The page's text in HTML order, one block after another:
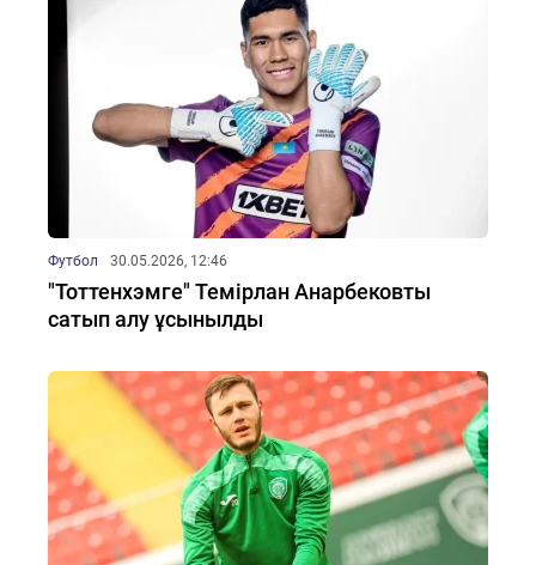
Футбол 30.05.2026, 12:46
"Тоттенхэмге" Темірлан Анарбековты
сатып алу ұсынылды